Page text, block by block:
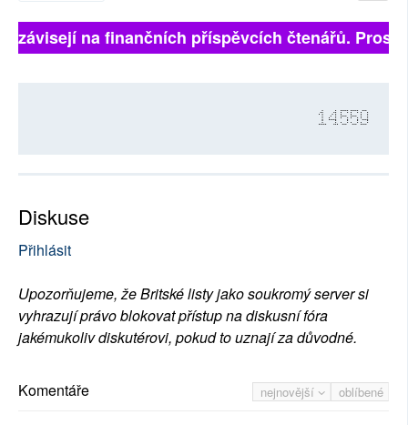
na finančních příspěvcích čtenářů.
14559
Diskuse
Přihlásit
Upozorňujeme, že Britské listy jako soukromý server si
vyhrazují právo blokovat přístup na diskusní fóra
jakémukoliv diskutérovi, pokud to uznají za důvodné.
nejnovější oblíbené
Komentáře